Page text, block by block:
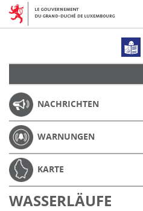
NACHRICHTEN
WARNUNGEN
KARTE
WASSERLÄUFE